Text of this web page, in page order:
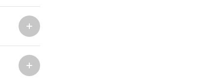
Marina Trogir - SCT
ACI Marina Split
ACI Marina Dubrovnik,
Komolac